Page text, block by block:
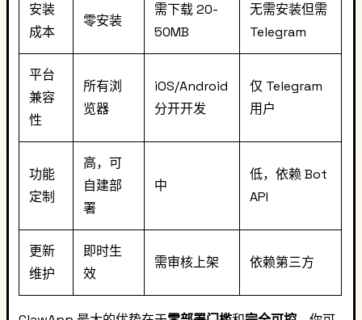
安装
成本
零安装
需下载 20-
50MB
无需安装但需
Telegram
平台
兼容
性
所有浏
览器
iOS/Android
分开开发
仅 Telegram
用户
功能
定制
高，可
自建部
署
中
低，依赖 Bot
API
更新
维护
即时生
效
需审核上架 依赖第三方